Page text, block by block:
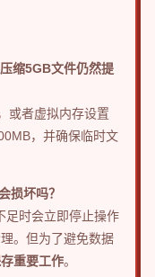
缩5GB文件仍然提
或者虚拟内存设置
，并确保临时文
损坏吗？
足时会立即停止操作
。但为了避免数据
重要工作。